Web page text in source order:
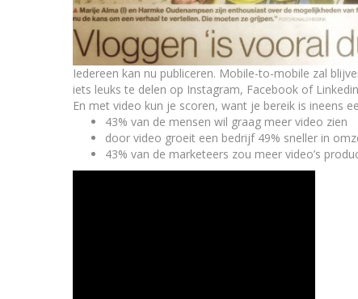
Iedereen kan nu publiceren. Mobile-to-mobile zal
iets leuks te delen op Instagram, Facebook of
En met video kun je scoren, want je bereik is ineens
43% van de mensen wil graag meer video zien
door video groeit een bedrijf 49% sneller in
43% van de marketeers zou meer video’s